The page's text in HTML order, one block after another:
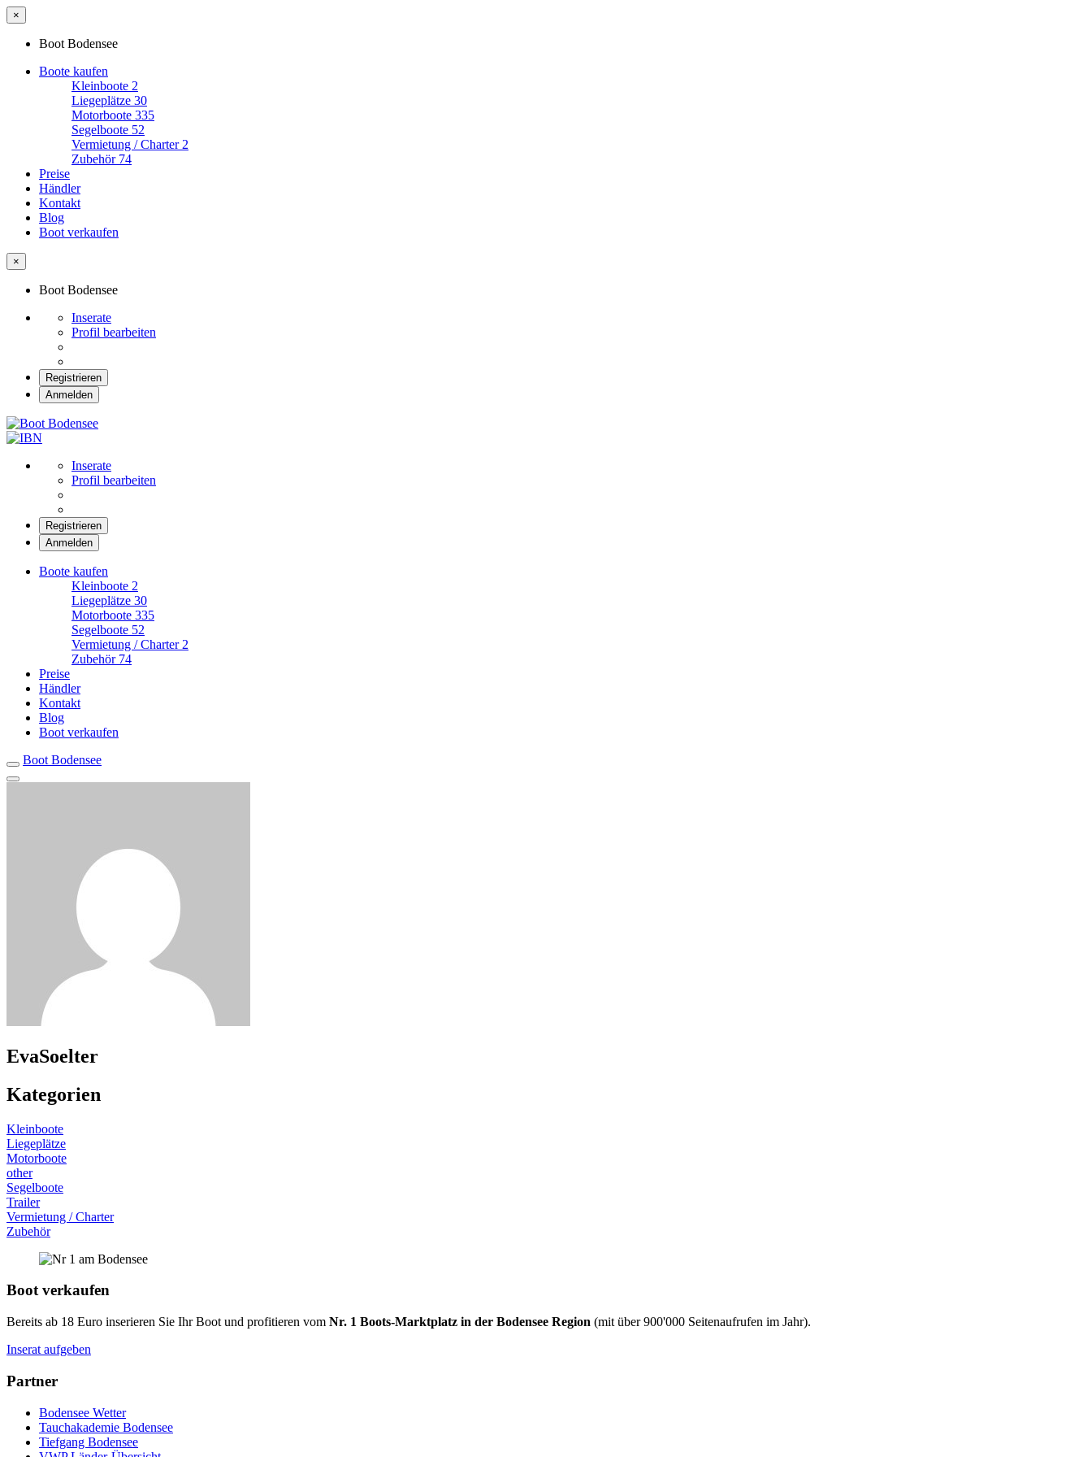
×
Boot Bodensee
Boote kaufen
Kleinboote 2
Liegeplätze 30
Motorboote 335
Segelboote 52
Vermietung / Charter 2
Zubehör 74
Preise
Händler
Kontakt
Blog
Boot verkaufen
×
Boot Bodensee
Inserate
Profil bearbeiten
Registrieren
Anmelden
Inserate
Profil bearbeiten
Registrieren
Anmelden
Boote kaufen
Kleinboote 2
Liegeplätze 30
Motorboote 335
Segelboote 52
Vermietung / Charter 2
Zubehör 74
Preise
Händler
Kontakt
Blog
Boot verkaufen
Boot Bodensee
EvaSoelter
Kategorien
Kleinboote
Liegeplätze
Motorboote
other
Segelboote
Trailer
Vermietung / Charter
Zubehör
Boot verkaufen
Bereits ab 18 Euro inserieren Sie Ihr Boot und profitieren vom Nr. 1 Boots-Marktplatz in der Bodensee Region (mit über 900'000 Seitenaufrufen im Jahr).
Inserat aufgeben
Partner
Bodensee Wetter
Tauchakademie Bodensee
Tiefgang Bodensee